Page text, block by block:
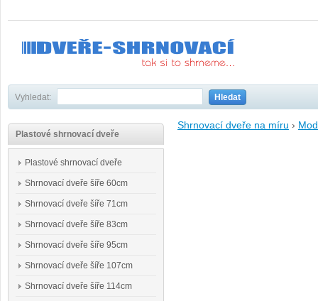
Vyhledat: Hledat
Shrnovací dveře na míru ›
Plastové shrnovací dveře
Plastové shrnovací dveře
Shrnovací dveře šíře 60cm
Shrnovací dveře šíře 71cm
Shrnovací dveře šíře 83cm
Shrnovací dveře šíře 95cm
Shrnovací dveře šíře 107cm
Shrnovací dveře šíře 114cm